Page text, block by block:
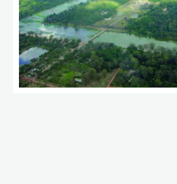
d’études
visait
mettre
en
lumière